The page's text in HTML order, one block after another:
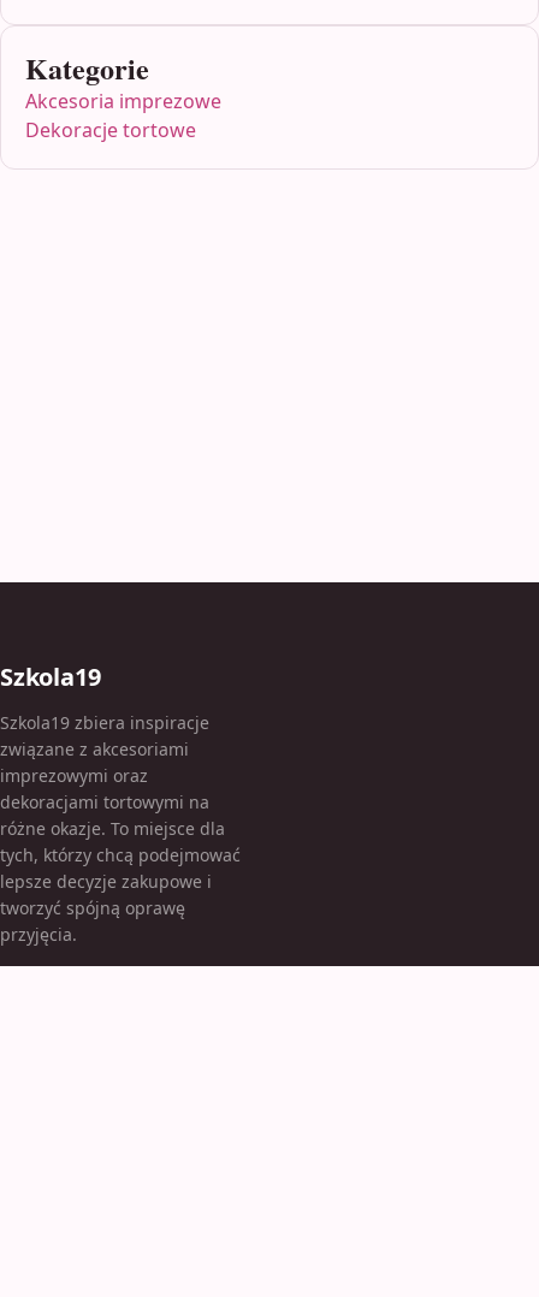
Kategorie
Akcesoria imprezowe
Dekoracje tortowe
Szkola19
Szkola19 zbiera inspiracje
związane z akcesoriami
imprezowymi oraz
dekoracjami tortowymi na
różne okazje. To miejsce dla
tych, którzy chcą podejmować
lepsze decyzje zakupowe i
tworzyć spójną oprawę
przyjęcia.